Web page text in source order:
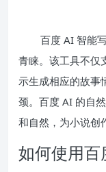
百度 AI 智能
青睐。该工具不仅
示生成相应的故事
颈。百度 AI 的自
和自然，为小说创
如何使用百